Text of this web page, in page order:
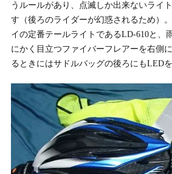
うルールがあり、点滅しか出来ないライ
す（後ろのライダーが幻惑されるため）
イの定番テールライトであるLD-610と、
にかく目立つファイバーフレアーを右側
るときにはサドルバッグの後ろにもLED